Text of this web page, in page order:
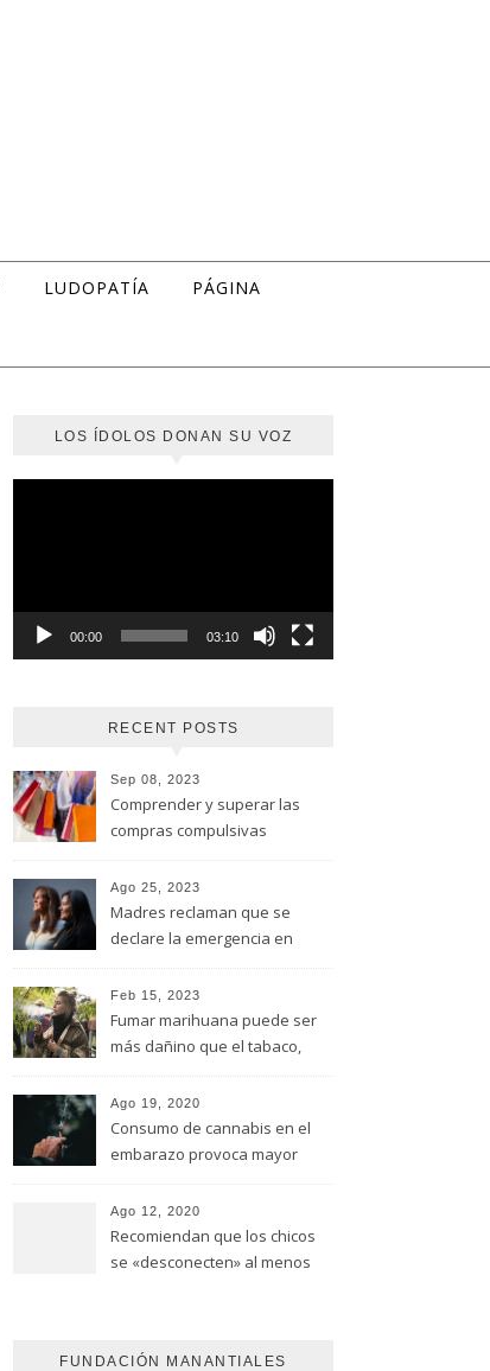
LUDOPATÍA PÁGINA
LOS ÍDOLOS DONAN SU VOZ
00:00 03:10
RECENT POSTS
Sep 08, 2023
Comprender y superar las
compras compulsivas
Ago 25, 2023
Madres reclaman que se
declare la emergencia en
Feb 15, 2023
Fumar marihuana puede ser
más dañino que el tabaco,
Universidad de Ottawa
Ago 19, 2020
Consumo de cannabis en el
embarazo provoca mayor
(FUNDACION MANANTIALES)
Ago 12, 2020
Recomiendan que los chicos
se «desconecten» al menos
FUNDACIÓN MANANTIALES